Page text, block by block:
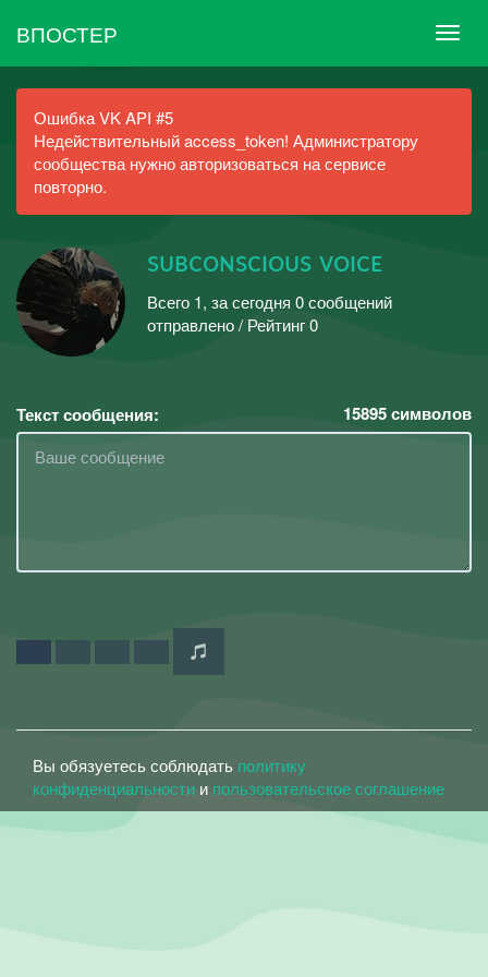
ВПОСТЕР
Ошибка VK API #5
Недействительный access_token! Администратору
сообщества нужно авторизоваться на сервисе
повторно.
sᴜʙᴄᴏɴsᴄɪᴏᴜs ᴠᴏɪᴄᴇ
Всего 1, за сегодня 0 сообщений
отправлено / Рейтинг 0
Текст сообщения: 15895символов
Вы обязуетесь соблюдать политику
конфиденциальности и пользовательское соглашение